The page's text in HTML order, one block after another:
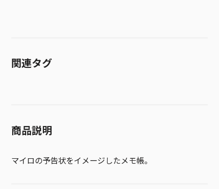
関連タグ
商品説明
マイロの予告状をイメージしたメモ帳。